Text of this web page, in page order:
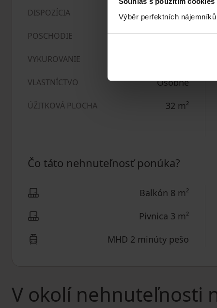
Výběr perfektních
DISPOZÍCIA 1+kk
POSCHODIE 3. poschodie z 7
VYKUROVANIE
VLASTNÍCTVO Osobné
ÚŽITKOVÁ PLOCHA 32 m²
Čo táto nehnuteľnosť ponúka?
Balkón 8 m²
Pivnica 3 m²
MHD 2 minúty pešo
V okolí nehnuteľnosti